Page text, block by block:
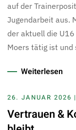
auf der
Jugendarbeit aus.
der aktuell die
Moers tätig ist und
Weiterlesen
26. JANUAR 2026
Vertrauen &